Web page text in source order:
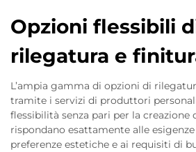
Opzioni flessibili
rilegatura e
L’ampia gamma di opzioni di
tramite i servizi di produttori
flessibilità senza pari per la creazione
rispondano esattamente alle
preferenze estetiche e ai requisiti di